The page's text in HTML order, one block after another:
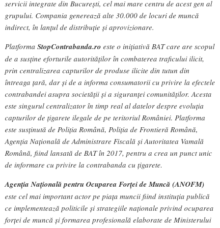
servicii integrate din București, cel mai mare centru de acest gen al
grupului. Compania generează alte 30.000 de locuri de muncă
indirect, în lanțul de distribuție și aprovizionare.
Platforma StopContrabanda.ro este o inițiativă BAT care are scopul
de a susține eforturile autorităților în combaterea traficului ilicit,
prin centralizarea capturilor de produse ilicite din tutun din
întreaga țară, dar și de a informa consumatorii cu privire la efectele
contrabandei asupra societății și a siguranței comunităților. Acesta
este singurul centralizator în timp real al datelor despre evoluția
capturilor de țigarete ilegale de pe teritoriul României. Platforma
este susținută de Poliția Română, Poliția de Frontieră Română,
Agenția Națională de Administrare Fiscală și Autoritatea Vamală
Română, fiind lansată de BAT în 2017, pentru a crea un punct unic
de informare cu privire la contrabanda cu țigarete.
Agenția Națională pentru Ocuparea Forței de Muncă (ANOFM)
este cel mai important actor pe piața muncii fiind instituția publică
ce implementează politicile și strategiile naționale privind ocuparea
forței de muncă și formarea profesională elaborate de Ministerului